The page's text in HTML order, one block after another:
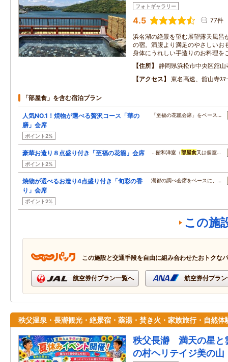
フォトギャラリー
4.5 77件
浜名湖の絶景を望む展望露天風呂
の宿。満腹より満足のやさしいお
身体にうれしい手造りのお料理を
住所
静岡県浜松市中央区舘山
アクセス
東名高速、舘山寺ｽﾏ
「部屋食」を含む宿泊プラン
人気NO.1！焼物が選べる贅沢コース「華の
膳」会席
ポイント2%
「至福の花籠会席」をベース…
豪華お造り８点盛り付き「至福の花籠」会席
ポイント2%
…館和洋室（部屋食又は個室…
焼物が選べるお造り4点盛り付き「旬彩の香
り」会席
ポイント2%
湖都の調べ会席をベースに、…
この施
この施設と交通手段を自由に組み合わせたおトクな
航空券付プラン一覧へ 航空券付プラ
秩父温泉・長瀞観光・絶景宿・薬湯・焚き火・家族旅行・自然体
秩父長瀞 満天の星
の村ヘリテイジ美の山